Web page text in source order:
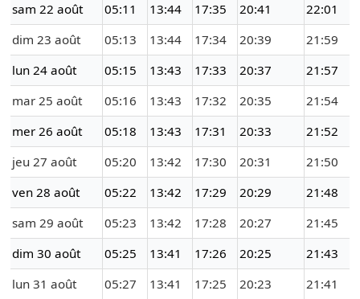
sam 22 août
05:11 13:44 17:35 20:41
22:01
dim 23 août
05:13 13:44 17:34 20:39
21:59
lun 24 août
05:15 13:43 17:33 20:37
21:57
mar 25 août
05:16 13:43 17:32 20:35
21:54
mer 26 août
05:18 13:43 17:31 20:33
21:52
jeu 27 août
05:20 13:42 17:30 20:31
21:50
ven 28 août
05:22 13:42 17:29 20:29
21:48
sam 29 août
05:23 13:42 17:28 20:27
21:45
dim 30 août
05:25 13:41 17:26 20:25
21:43
lun 31 août
05:27 13:41 17:25 20:23 21:41